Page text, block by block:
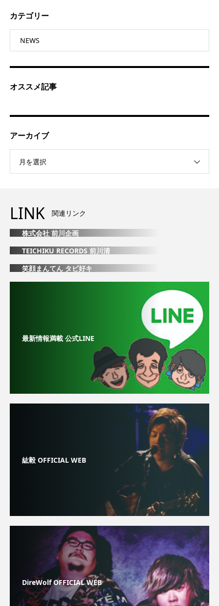
カテゴリー
NEWS
オススメ記事
アーカイブ
月を選択
LINK 関連リンク
株式会社 前川企画
TEICHIKU RECORDS 前川清
笑顔まんてん タビ好キ
最新情報満載 公式LINE
紘毅 OFFICIAL WEB
DireWolf OFFICIAL WEB